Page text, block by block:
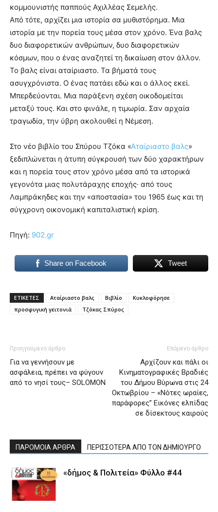
κομμουνιστής παππούς Αχιλλέας Σεμελής.
Από τότε, αρχίζει μια ιστορία σα μυθιστόρημα. Μια
ιστορία με την πορεία τους μέσα στον χρόνο. Ένα βαλς
δυο διαφορετικών ανθρώπων, δυο διαφορετικών
κόσμων, που ο ένας αναζητεί τη δικαίωση στον άλλον.
Το βαλς είναι αταίριαστο. Τα βήματά τους
ασυγχρόνιστα. Ο ένας πατάει εδώ και ο άλλος εκεί.
Μπερδεύονται. Μια παράξενη σχέση οικοδομείται
μεταξύ τους. Και στο φινάλε, η τιμωρία. Σαν αρχαία
τραγωδία, την ύβρη ακολουθεί η Νέμεση.
Στο νέο βιβλίο του Σπύρου Τζόκα «Αταίριαστο βαλς»
ξεδιπλώνεται η άτυπη σύγκρουσή των δύο χαρακτήρων
και η πορεία τους στον χρόνο μέσα από τα ιστορικά
γεγονότα μιας πολυτάραχης εποχής· από τους
Λαμπράκηδες και την «αποστασία» του 1965 έως και τη
σύγχρονη οικονομική καπιταλιστική κρίση.
Πηγή: 902.gr
Share on Facebook Tweet
ΕΤΙΚΕΤΕΣ Αταίριαστο βαλς Βιβλίο
Κυκλοφόρησε
προσφυγική γειτονιά
Τζόκας Σπύρος
Προηγούμενο άρθρο
Για να γεννήσουν με
ασφάλεια, πρέπει να φύγουν
από το νησί τους– SOLOMON
Επόμενο άρθρο
Αρχίζουν και πάλι οι
Κινηματογραφικές Βραδιές
του Δήμου Βύρωνα στις 24
Οκτωβρίου – «Νότες ωραίες,
παράφορες” Εικόνες ελπίδας
σε δίσεκτους καιρούς
ΠΑΡΟΜΟΙΑ ΑΡΘΡΑ ΠΕΡΙΣΣΟΤΕΡΑ ΑΠΟ ΤΟΝ ΔΗΜΙΟΥΡΓΟ
«δήμος & Πολιτεία» Φύλλο #44